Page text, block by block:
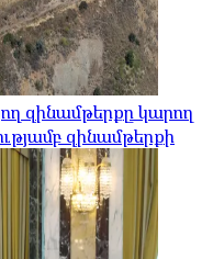
զինամթերքը կարող
զինամթերքի